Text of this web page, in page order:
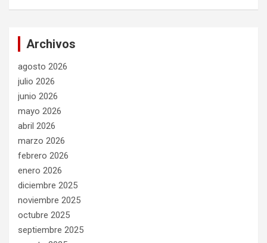
Archivos
agosto 2026
julio 2026
junio 2026
mayo 2026
abril 2026
marzo 2026
febrero 2026
enero 2026
diciembre 2025
noviembre 2025
octubre 2025
septiembre 2025